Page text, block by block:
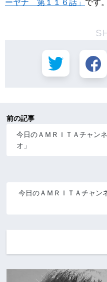
ーヤナ 第１１６話」 です。
前の記事
今日のＡＭＲＩＴＡチャン
オ」
今日のＡＭＲＩＴＡチャン